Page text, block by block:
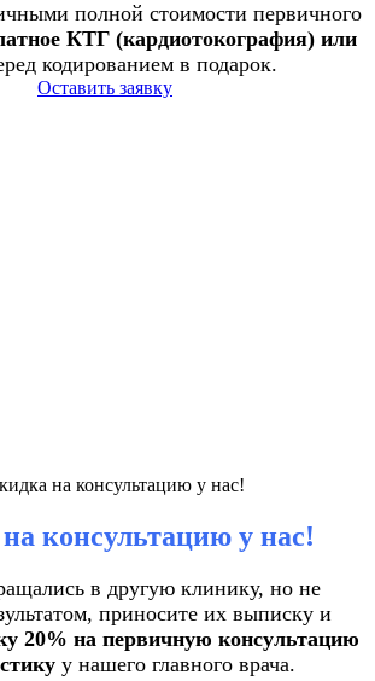
полной стоимости первичного
КТГ (кардиотокография) или
кодированием в подарок.
Оставить заявку
консультацию у нас!
в другую клинику, но не
приносите их выписку и
20% на первичную консультацию
у нашего главного врача.